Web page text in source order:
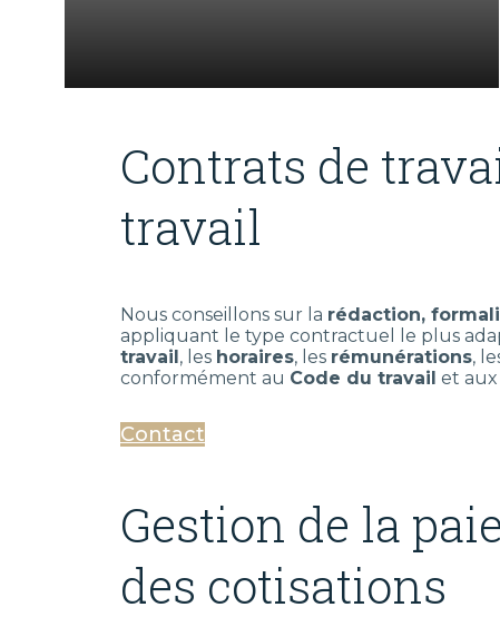
Contrats de
travail
Nous conseillons sur la rédaction,
appliquant le type contractuel le plus
travail, les horaires, les rémunérations,
conformément au Code du travail et aux
Contact
Gestion de la
des cotisations